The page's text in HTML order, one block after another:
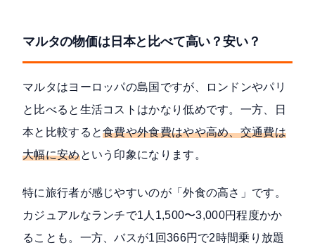
マルタの物価は日本と比べて高い？安い？
マルタはヨーロッパの島国ですが、ロンドンやパリ
と比べると生活コストはかなり低めです。一方、日
本と比較すると食費や外食費はやや高め、交通費は
大幅に安めという印象になります。
特に旅行者が感じやすいのが「外食の高さ」です。
カジュアルなランチで1人1,500〜3,000円程度かか
ることも。一方、バスが1回366円で2時間乗り放題